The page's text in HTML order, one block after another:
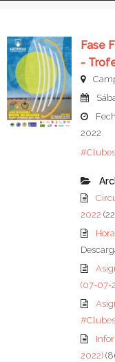
Fase
-
2022
2022
(07-07-
2022)